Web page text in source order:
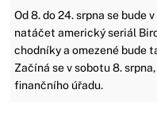
Od 8. do 24. srpna se bude
natáčet americký seriál
chodníky a omezené bude
Začíná se v sobotu 8.
finančního úřadu.